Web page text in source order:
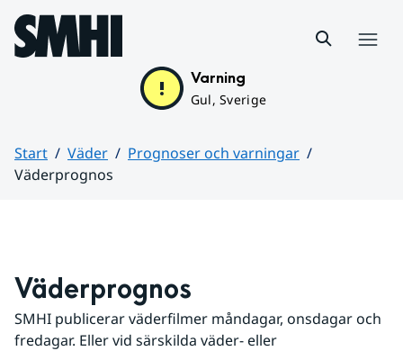
Hoppa till sidans innehåll
Varning
Gul, Sverige
Start Väder
Prognoser och varningar
Väderprognos
Väderprognos
SMHI publicerar väderfilmer måndagar, onsdagar och
fredagar. Eller vid särskilda väder- eller